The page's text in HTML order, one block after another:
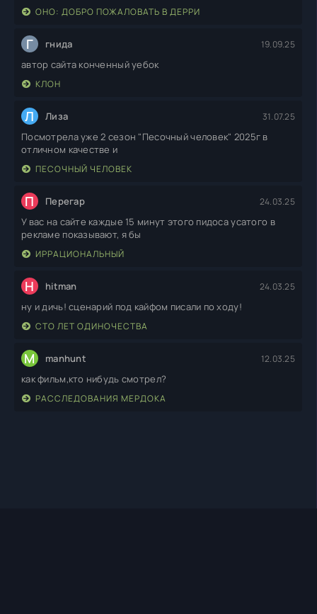
ОНО: ДОБРО ПОЖАЛОВАТЬ В ДЕРРИ
Г гнида 19.09.25
автор сайта конченный уебок
КЛОН
Л Лиза 31.07.25
Посмотрела уже 2 сезон "Песочный человек" 2025г в
отличном качестве и
ПЕСОЧНЫЙ ЧЕЛОВЕК
П Перегар 24.03.25
У вас на сайте каждые 15 минут этого пидоса усатого в
рекламе показывают, я бы
ИРРАЦИОНАЛЬНЫЙ
H hitman 24.03.25
ну и дичь! сценарий под кайфом писали по ходу!
СТО ЛЕТ ОДИНОЧЕСТВА
M manhunt 12.03.25
как фильм,кто нибудь смотрел?
РАССЛЕДОВАНИЯ МЕРДОКА